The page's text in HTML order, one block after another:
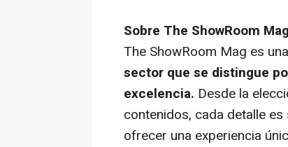
Sobre The ShowRoom Mag
The ShowRoom Mag es una
sector que se distingue
excelencia. Desde la
contenidos, cada detalle
ofrecer una experiencia